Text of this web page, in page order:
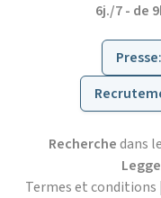
6j./7 - de
Presse:
Recherchedans
Termes et conditions |